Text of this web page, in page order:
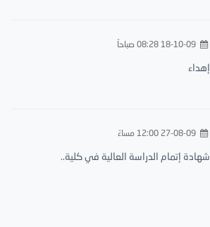
18-10-09 08:28 صباحاً
إهداء
27-08-09 12:00 مساءً
شهادة إتمام الدراسة العالية في كلية..